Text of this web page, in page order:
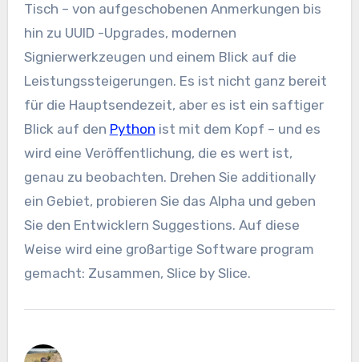
Tisch – von aufgeschobenen Anmerkungen bis
hin zu UUID -Upgrades, modernen
Signierwerkzeugen und einem Blick auf die
Leistungssteigerungen. Es ist nicht ganz bereit
für die Hauptsendezeit, aber es ist ein saftiger
Blick auf den Python ist mit dem Kopf – und es
wird eine Veröffentlichung, die es wert ist,
genau zu beobachten. Drehen Sie additionally
ein Gebiet, probieren Sie das Alpha und geben
Sie den Entwicklern Suggestions. Auf diese
Weise wird eine großartige Software program
gemacht: Zusammen, Slice by Slice.